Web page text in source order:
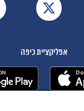
אפליקציית כיפה